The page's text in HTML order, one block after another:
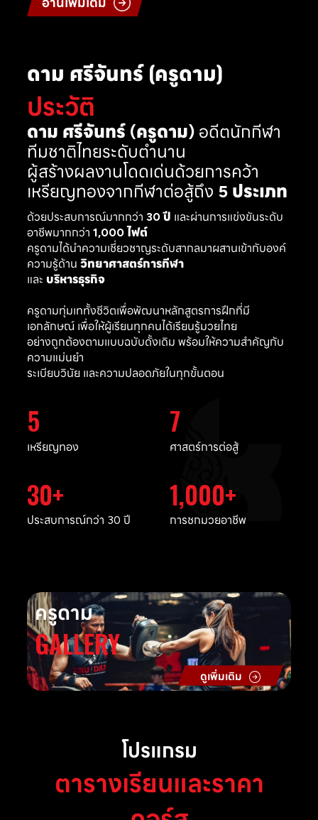
ดาม ศรีจันทร์ (ครูดาม)
ประวัติ
ดาม ศรีจันทร์ (ครูดาม)อดีตนักกีฬา
ทีมชาติไทยระดับตำนาน
ผู้สร้างผลงานโดดเด่นด้วยการคว้า
เหรียญทองจากกีฬาต่อสู้ถึง 5 ประเภท
ด้วยประสบการณ์มากกว่า 30 ปี และผ่านการแข่งขันระดับ
อาชีพมากกว่า 1,000 ไฟต์
ครูดามได้นำความเชี่ยวชาญระดับสากลมาผสานเข้ากับองค์
ความรู้ด้าน วิทยาศาสตร์การกีฬา
และ บริหารธุรกิจ
ครูดามทุ่มเททั้งชีวิตเพื่อพัฒนาหลักสูตรการฝึกที่มี
เอกลักษณ์ เพื่อให้ผู้เรียนทุกคนได้เรียนรู้มวยไทย
อย่างถูกต้องตามแบบฉบับดั้งเดิม พร้อมให้ความสำคัญกับ
ความแม่นยำ
ระเบียบวินัย และความปลอดภัยในทุกขั้นตอน
5
เหรียญทอง
7
ศาสตร์การต่อสู้
30
ประสบการณ์กว่า 30 ปี
1,000
การชกมวยอาชีพ
ครูดาม
GALLERY
ดูเพิ่มเติม
โปรแกรม
ตารางเรียนและราคา